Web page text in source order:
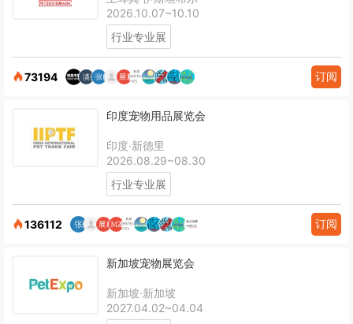
2026.10.07~10.10
行业专业展
73194 订阅
印度宠物用品展览会
印度·新德里
2026.08.29~08.30
行业专业展
136112 订阅
新加坡宠物展览会
新加坡·新加坡
2027.04.02~04.04